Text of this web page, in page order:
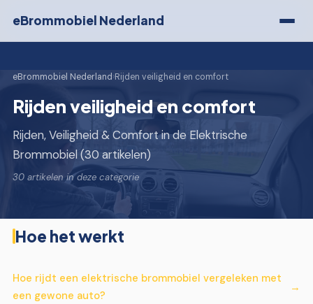
eBrommobiel Nederland
eBrommobiel Nederland›Rijden veiligheid en comfort
Rijden veiligheid en comfort
Rijden, Veiligheid & Comfort in de Elektrische
Brommobiel (30 artikelen)
30 artikelen in deze categorie
Hoe het werkt
Hoe rijdt een elektrische brommobiel vergeleken met
een gewone auto?